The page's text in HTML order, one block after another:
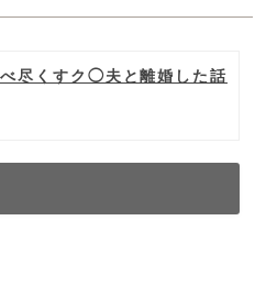
尽くすク◯夫と離婚した話